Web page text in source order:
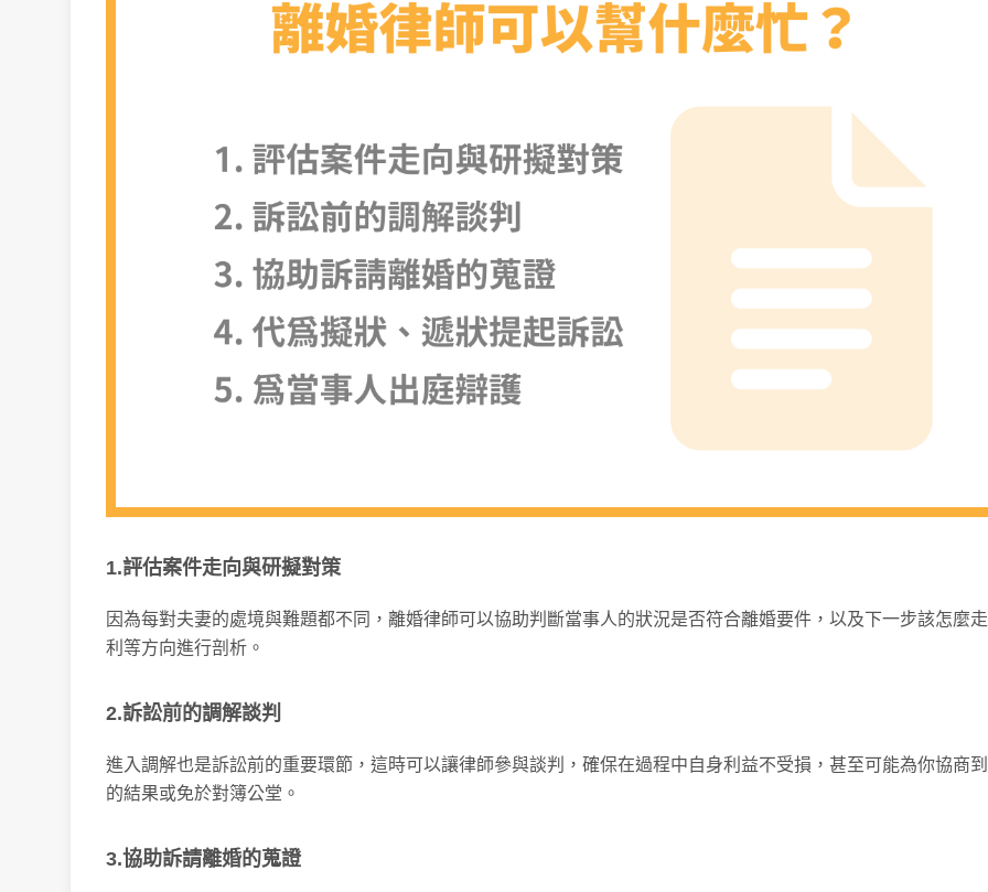
1.評估案件走向與研擬對策
因為每對夫妻的處境與難題都不同，離婚律師可以協助判斷當事人的狀況是否符合離婚要件，以及下一步該怎麼
利等方向進行剖析。
2.訴訟前的調解談判
進入調解也是訴訟前的重要環節，這時可以讓律師參與談判，確保在過程中自身利益不受損，甚至可能為你協商
的結果或免於對簿公堂。
3.協助訴請離婚的蒐證